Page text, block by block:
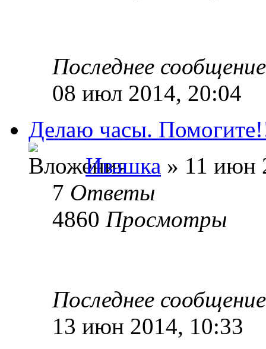
Последнее
08 июл 2014, 20:04
Делаю часы.
Ивашка » 11 июн
7 Ответы
4860 Просмотры
Последнее
13 июн 2014, 10:33